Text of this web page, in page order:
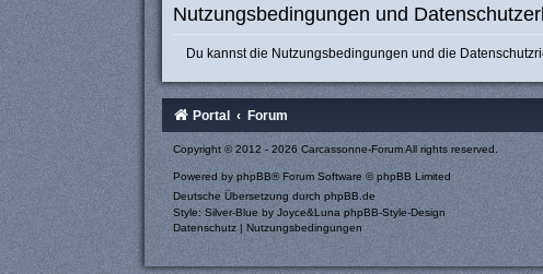
Nutzungsbedingungen und
Du kannst die Nutzungsbedingungen und die
Portal Forum
Copyright © 2012 - 2026 Carcassonne-Forum All rights reserved.
Powered by phpBB® Forum Software © phpBB Limited
Deutsche Übersetzung durch phpBB.de
Style: Silver-Blue by Joyce&LunaphpBB-Style-Design
Datenschutz | Nutzungsbedingungen